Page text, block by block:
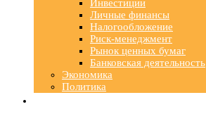
Инвестиции
Личные финансы
Налогообложение
Риск-менеджмент
Рынок ценных бумаг
Банковская деятельность
Экономика
Политика